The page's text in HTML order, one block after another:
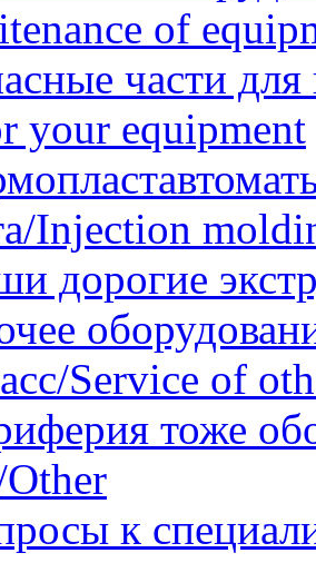
of
части для
your equipment
Injection
дорогие
Service of
тоже
к